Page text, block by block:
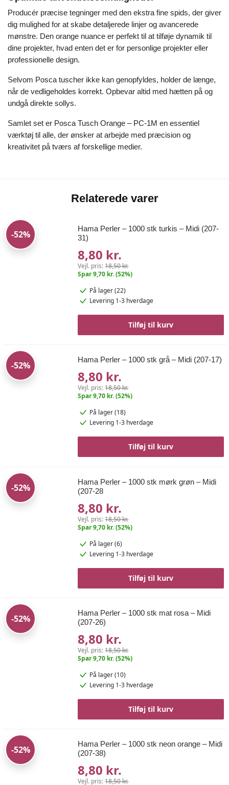
Producér præcise tegninger med den ekstra fine spids, der giver
dig mulighed for at skabe detaljerede linjer og avancerede
mønstre. Den orange nuance er perfekt til at tilføje dynamik til
dine projekter, hvad enten det er for personlige projekter eller
professionelle design.
Selvom Posca tuscher ikke kan genopfyldes, holder de længe,
når de vedligeholdes korrekt. Opbevar altid med hætten på og
undgå direkte sollys.
Samlet set er Posca Tusch Orange – PC-1M en essentiel
værktøj til alle, der ønsker at arbejde med præcision og
kreativitet på tværs af forskellige medier.
Relaterede varer
-52%
Hama Perler – 1000 stk turkis – Midi (207-
31)
8,80 kr.
Vejl. pris:18,50 kr.
Spar 9,70 kr. (52%)
På lager (22)
Levering 1-3 hverdage
Tilføj til kurv
-52%
Hama Perler – 1000 stk grå – Midi (207-17)
8,80 kr.
Vejl. pris:18,50 kr.
Spar 9,70 kr. (52%)
På lager (18)
Levering 1-3 hverdage
Tilføj til kurv
-52%
Hama Perler – 1000 stk mørk grøn – Midi
(207-28
8,80 kr.
Vejl. pris:18,50 kr.
Spar 9,70 kr. (52%)
På lager (6)
Levering 1-3 hverdage
Tilføj til kurv
-52%
Hama Perler – 1000 stk mat rosa – Midi
(207-26)
8,80 kr.
Vejl. pris:18,50 kr.
Spar 9,70 kr. (52%)
På lager (10)
Levering 1-3 hverdage
Tilføj til kurv
-52%
Hama Perler – 1000 stk neon orange – Midi
(207-38)
8,80 kr.
Vejl. pris:18,50 kr.